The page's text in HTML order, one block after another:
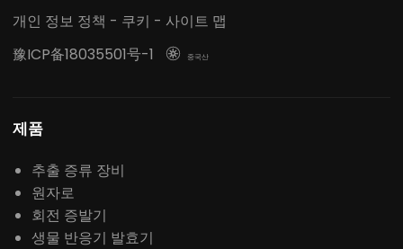
개인 정보 정책 - 쿠키 - 사이트 맵
豫ICP备18035501号-1
 중국산
제품
추출 증류 장비
원자로
회전 증발기
생물 반응기 발효기